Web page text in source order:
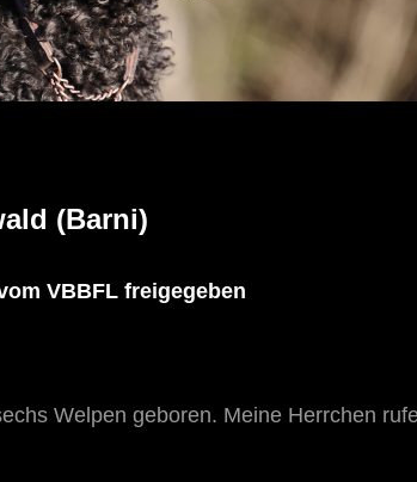
(Barni)
VBBFL freigegeben
Welpen geboren. Meine Herrchen